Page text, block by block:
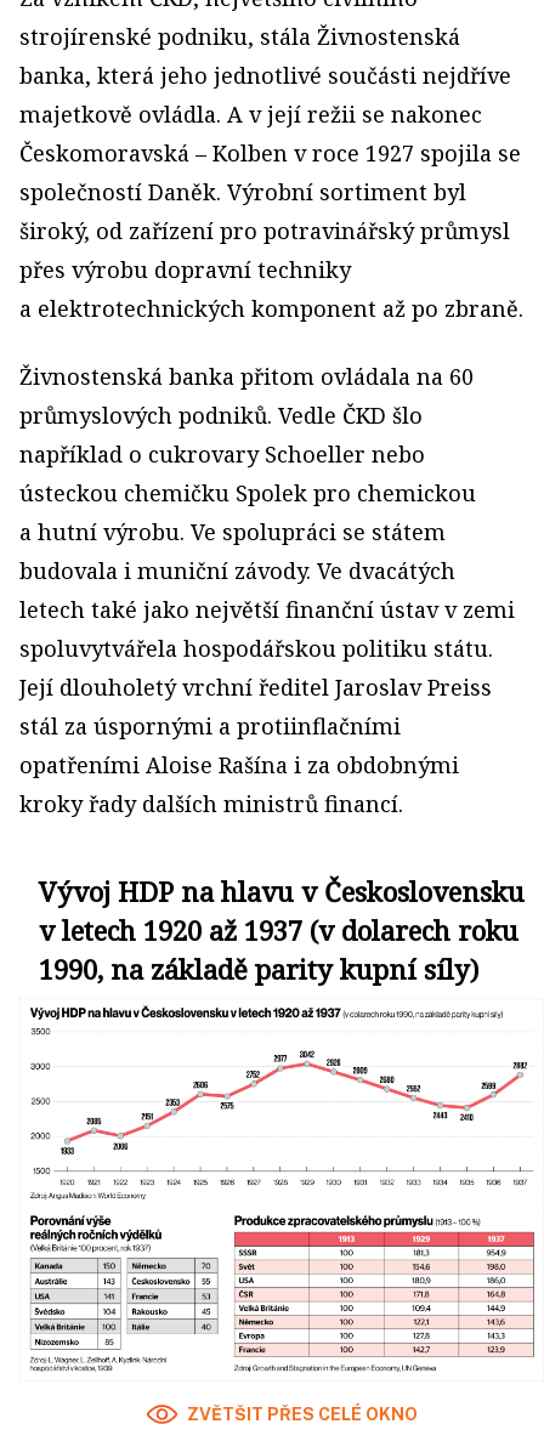
strojírenské podniku, stála Živnostenská
banka, která jeho jednotlivé součásti nejdříve
majetkově ovládla. A v její režii se nakonec
Českomoravská – Kolben v roce 1927 spojila se
společností Daněk. Výrobní sortiment byl
široký, od zařízení pro potravinářský průmysl
přes výrobu dopravní techniky
a elektrotechnických komponent až po zbraně.
Živnostenská banka přitom ovládala na 60
průmyslových podniků. Vedle ČKD šlo
například o cukrovary Schoeller nebo
ústeckou chemičku Spolek pro chemickou
a hutní výrobu. Ve spolupráci se státem
budovala i muniční závody. Ve dvacátých
letech také jako největší finanční ústav v zemi
spoluvytvářela hospodářskou politiku státu.
Její dlouholetý vrchní ředitel Jaroslav Preiss
stál za úspornými a protiinflačními
opatřeními Aloise Rašína i za obdobnými
kroky řady dalších ministrů financí.
Vývoj HDP na hlavu v Československu
v letech 1920 až 1937 (v dolarech roku
1990, na základě parity kupní síly)
ZVĚTŠIT PŘES CELÉ OKNO